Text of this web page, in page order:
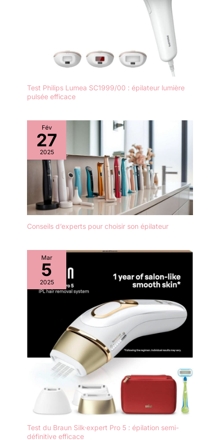
utilisation et créant une
expérience d'épilation
apaisante Chauffage
efficace et facile à utiliser
: notre pot de cire
dispose de la
technologie de chauffage
rapidement les perles de
efficace. Très facile à
utiliser, il suffit d'appuyer
sur le bouton de
l'interrupteur de
température pour
chauffer la cire pour
répondre à différents
besoins de fusion. Après
utilisation, nettoyer le
reste de la cire est un jeu
d'enfant, ce qui vous
complets, obtenir des résultats impeccables à la maison n'a
Test Philips Lumea SC1999/00 : épilateur lumière
pulsée efficace
Fév
27
2025
Conseils d’experts pour choisir son épilateur
Mar
5
2025
Test du Braun Silk·expert Pro 5 : épilation semi-
définitive efficace